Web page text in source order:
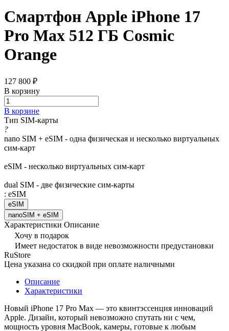
Смартфон Apple iPhone 17
Pro Max 512 ГБ Cosmic
Orange
127 800 ₽
В корзину
В корзине
Тип SIM-карты
?
nano SIM + eSIM - одна физическая и несколько виртуальных
сим-карт
eSIM - несколько виртуальных сим-карт
dual SIM - две физические сим-карты
: eSIM
eSIM
nanoSIM + eSIM
Характеристики Описание
Хочу в подарок
Имеет недостаток в виде невозможности предустановки
RuStore
Цена указана со скидкой при оплате наличными
Описание
Характеристики
Новый iPhone 17 Pro Max — это квинтэссенция инноваций
Apple. Дизайн, который невозможно спутать ни с чем,
мощность уровня MacBook, камеры, готовые к любым